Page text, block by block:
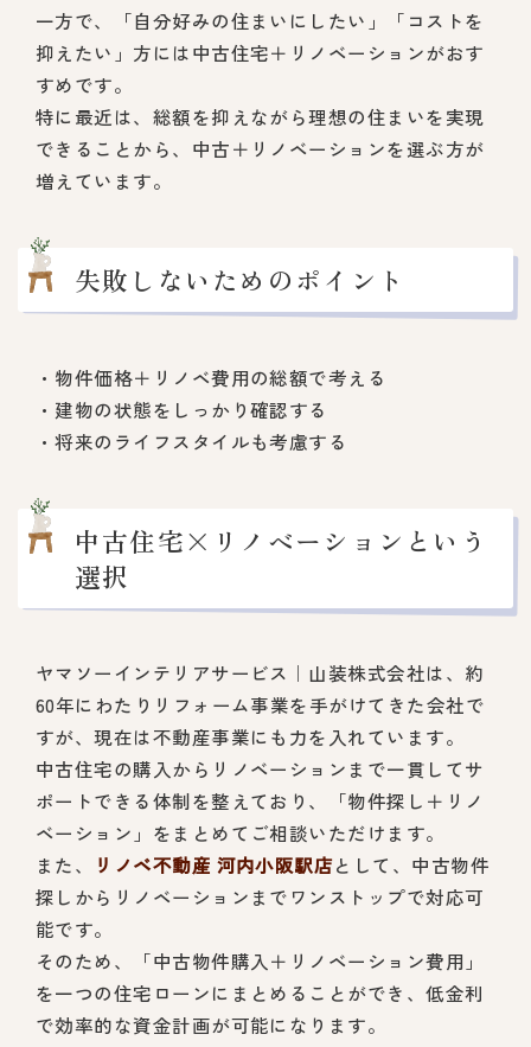
一方で、「自分好みの住まいにしたい」「コストを
抑えたい」方には中古住宅＋リノベーションがおす
すめです。
特に最近は、総額を抑えながら理想の住まいを実現
できることから、中古＋リノベーションを選ぶ方が
増えています。
失敗しないためのポイント
・物件価格＋リノベ費用の総額で考える
・建物の状態をしっかり確認する
・将来のライフスタイルも考慮する
中古住宅×リノベーションという
選択
ヤマソーインテリアサービス｜山装株式会社は、約
60年にわたりリフォーム事業を手がけてきた会社で
すが、現在は不動産事業にも力を入れています。
中古住宅の購入からリノベーションまで一貫してサ
ポートできる体制を整えており、「物件探し＋リノ
ベーション」をまとめてご相談いただけます。
また、
リノベ不動産 河内小阪駅店として、中古物件
探しからリノベーションまでワンストップで対応可
能です。
そのため、「中古物件購入＋リノベーション費用」
を一つの住宅ローンにまとめることができ、低金利
で効率的な資金計画が可能になります。